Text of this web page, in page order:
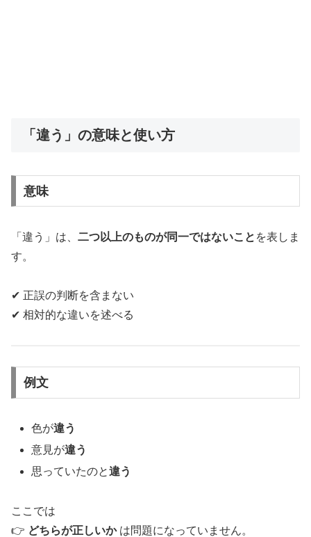
「違う」の意味と使い方
意味
「違う」は、 二つ以上のものが同一ではないこと を表しま
す。
✔ 正誤の判断を含まない
✔ 相対的な違いを述べる
例文
色が違う
意見が違う
思っていたのと違う
ここでは
👉 どちらが正しいかは問題になっていません。